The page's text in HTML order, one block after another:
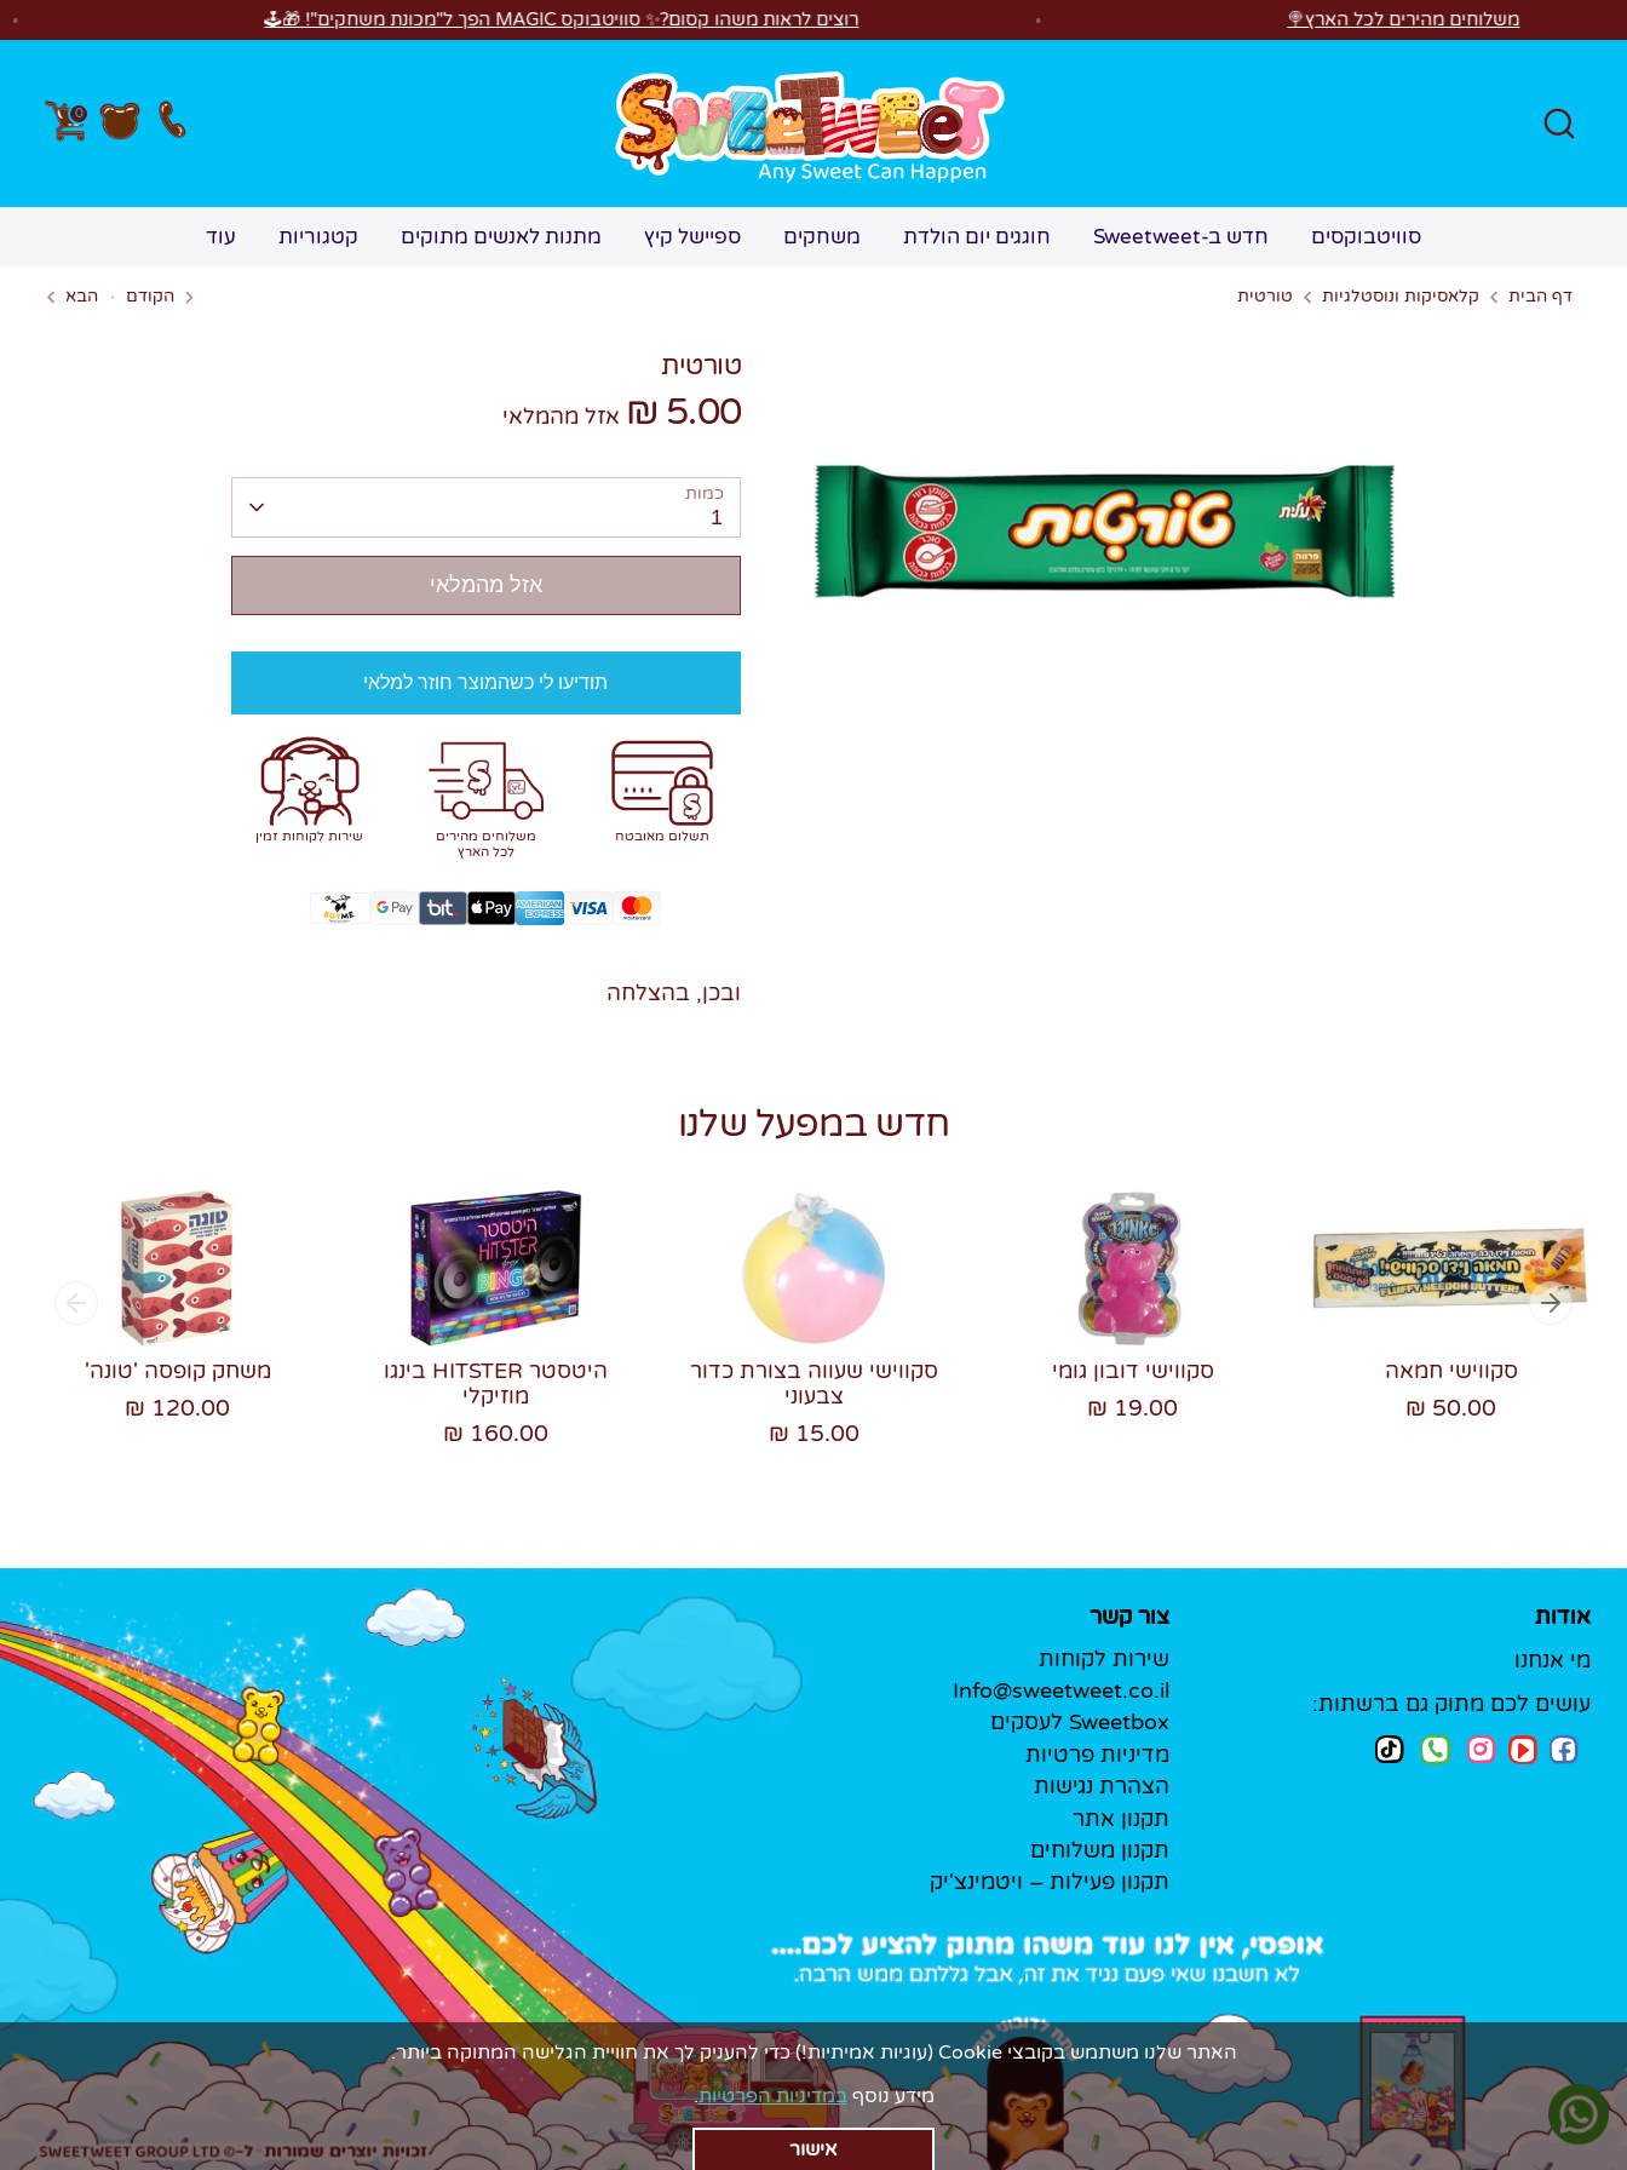
משלוחים מהירים לכל הארץ🍭 רוצים לראות משהו קסום?✨ סוויטבוקס MAGIC הפך ל"מכונת משחקים"! 🎁🕹️
חיפוש 0
סוויטבוקסים חדש ב-Sweetweet חוגגים יום הולדת משחקים ספיישל קיץ מתנות לאנשים מתוקים קטגוריות עוד
דף הבית קלאסיקות ונוסטלגיות טורטית הקודם הבא
טורטית
5.00 ₪ אזל מהמלאי
כמות
1
אזל מהמלאי
תודיעו לי כשהמוצר חוזר למלאי
תשלום מאובטח
משלוחים מהירים
לכל הארץ
שירות לקוחות זמין
ובכן, בהצלחה
חדש במפעל שלנו
משחק קופסה 'טונה'
120.00 ₪
היטסטר HITSTER בינגו
מוזיקלי
160.00 ₪
סקווישי שעווה בצורת כדור
צבעוני
15.00 ₪
סקווישי דובון גומי
19.00 ₪
סקווישי חמאה
50.00 ₪
אודות
מי אנחנו
עושים לכם מתוק גם ברשתות:
צור קשר
שירות לקוחות
Info@sweetweet.co.il
Sweetbox לעסקים
מדיניות פרטיות
הצהרת נגישות
תקנון אתר
תקנון משלוחים
תקנון פעילות – ויטמינצ'יק
האתר שלנו משתמש בקובצי Cookie (עוגיות אמיתיות!) כדי להעניק לך את חוויית הגלישה המתוקה ביותר.
מידע נוסףבמדיניות הפרטיות.
אישור